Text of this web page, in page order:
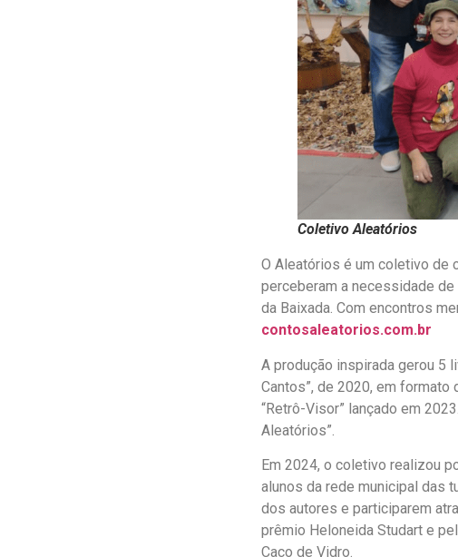
Coletivo Aleatórios
O Aleatórios é um coletivo de
perceberam a necessidade
da Baixada. Com encontros
contosaleatorios.com.br
A produção inspirada gerou 5
Cantos”, de 2020, em
“Retrô-Visor” lançado em
Aleatórios”.
Em 2024, o coletivo realizou
alunos da rede municipal das
dos autores e participarem
prêmio Heloneida Studart e
Caco de Vidro.